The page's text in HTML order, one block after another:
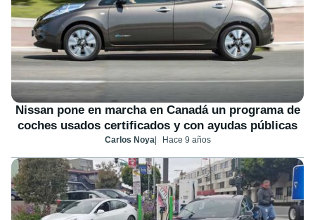
Nissan pone en marcha en Canadá un programa de
coches usados certificados y con ayudas públicas
Carlos Noya Hace 9 años